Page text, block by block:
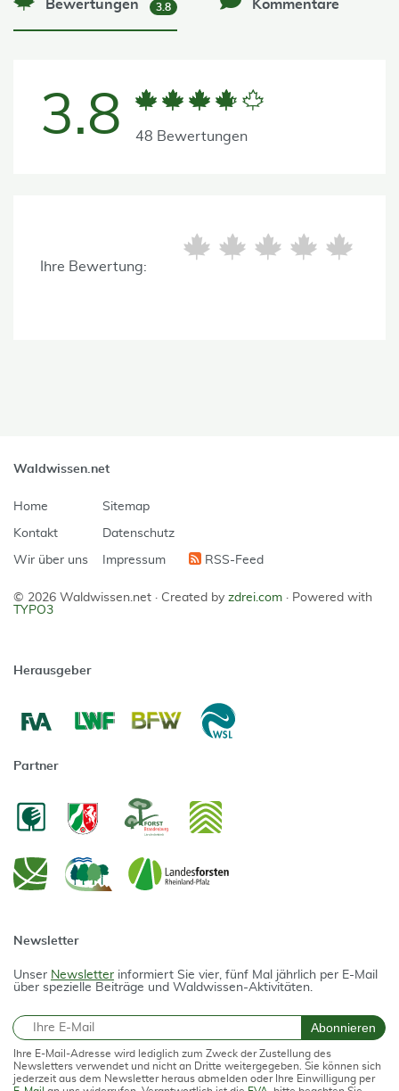
Bewertungen 3.8 Kommentare
3.8 48 Bewertungen
Ihre Bewertung:
Waldwissen.net
Home
Kontakt
Wir über uns
Sitemap
Datenschutz
Impressum RSS-Feed
© 2026 Waldwissen.net · Created by zdrei.com · Powered with
TYPO3
Herausgeber
Partner
Newsletter
Unser Newsletter informiert Sie vier, fünf Mal jährlich per E-Mail
über spezielle Beiträge und Waldwissen-Aktivitäten.
E-Mail Abonnieren
Ihre E-Mail-Adresse wird lediglich zum Zweck der Zustellung des
Newsletters verwendet und nicht an Dritte weitergegeben. Sie können sich
jederzeit aus dem Newsletter heraus abmelden oder Ihre Einwilligung per